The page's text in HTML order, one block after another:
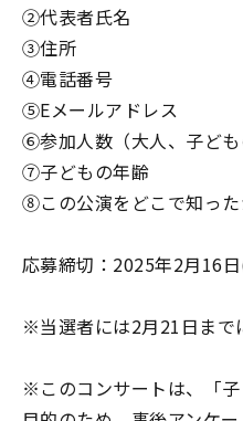
②代表者氏名
③住所
④電話番号
⑤Eメールアドレス
⑥参加人数（大人、子ども
⑦子どもの年齢
⑧この公演をどこで知っ
応募締切：2025年2月16
※当選者には2月21日まで
※このコンサートは、「